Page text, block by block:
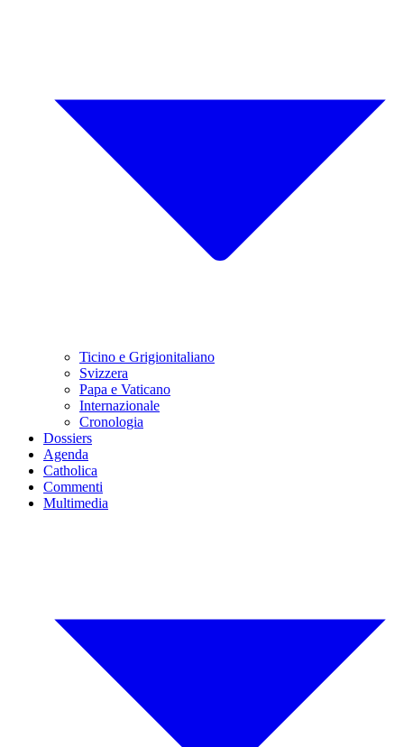
Ticino e Grigionitaliano
Svizzera
Papa e Vaticano
Internazionale
Cronologia
Dossiers
Agenda
Catholica
Commenti
Multimedia